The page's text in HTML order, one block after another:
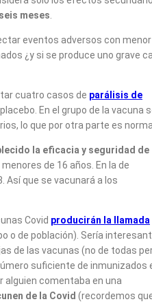
meses
eventos adversos con menor
¿y si se produce uno grave
cuatro casos de parálisis de
En el grupo de la vacuna
lo que por otra parte es
la eficacia y seguridad de
de 16 años. En la de
Así que se vacunará a los
Covid producirán la llamada
o de población). Sería
de las vacunas (no de todas
suficiente de inmunizados
alguien comentaba en una
de la Covid (recordemos